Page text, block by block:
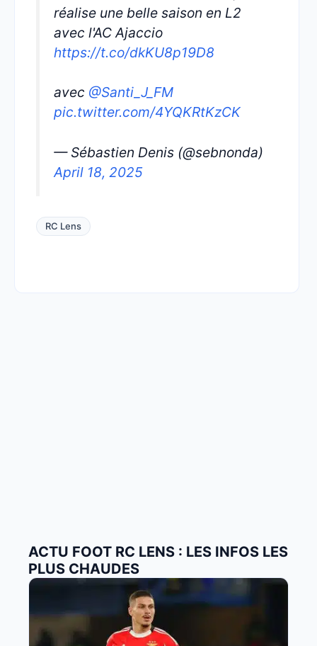
réalise une belle saison en L2
avec l'AC Ajaccio
https://t.co/dkKU8p19D8
avec @Santi_J_FM
pic.twitter.com/4YQKRtKzCK
— Sébastien Denis (@sebnonda)
April 18, 2025
RC Lens
ACTU FOOT RC LENS : LES INFOS LES
PLUS CHAUDES